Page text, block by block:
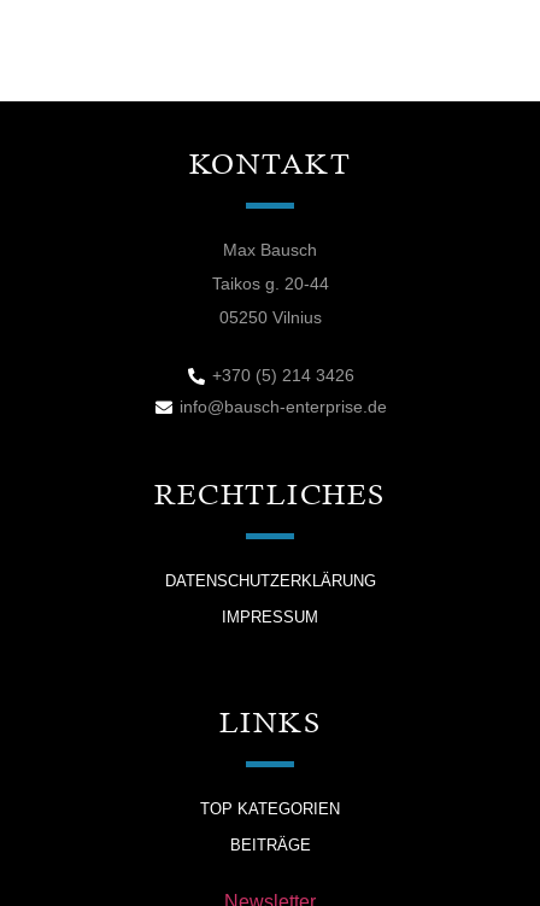
KONTAKT
Max Bausch
Taikos g. 20-44
05250 Vilnius
+370 (5) 214 3426
info@bausch-enterprise.de
RECHTLICHES
DATENSCHUTZERKLÄRUNG
IMPRESSUM
LINKS
TOP KATEGORIEN
BEITRÄGE